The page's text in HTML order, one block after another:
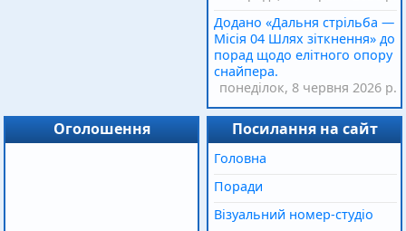
Додано «Дальня стрільба —
Місія 04 Шлях зіткнення» до
порад щодо елітного опору
снайпера.
понеділок, 8 червня 2026 р.
Оголошення Посилання на сайт
Головна
Поради
Візуальний номер-студіо